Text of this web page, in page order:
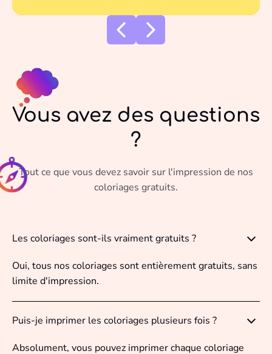
Vous avez des questions
?
Tout ce que vous devez savoir sur l'impression de nos
coloriages gratuits.
Les coloriages sont-ils vraiment gratuits ?
Oui, tous nos coloriages sont entièrement gratuits, sans
limite d'impression.
Puis-je imprimer les coloriages plusieurs fois ?
Absolument, vous pouvez imprimer chaque coloriage